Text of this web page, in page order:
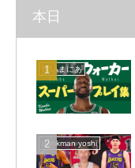
本日
NBAまにあ
dunkman yoshi